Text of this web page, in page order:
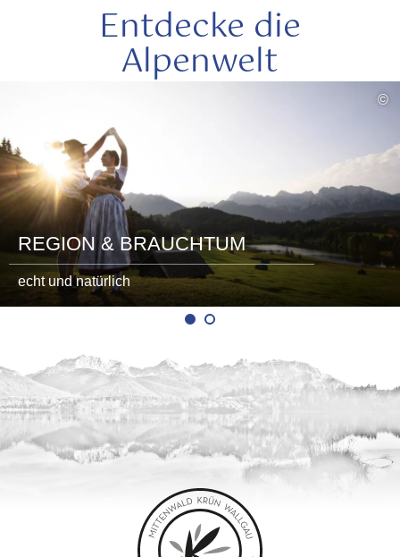
Entdecke die
Alpenwelt
©
REGION & BRAUCHTUM
echt und natürlich